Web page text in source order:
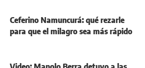
Ceferino Namuncurá: qué rezarle
para que el milagro sea más rápido